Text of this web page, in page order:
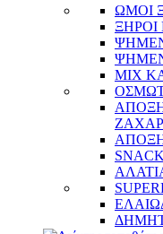
ΩΜΟΙ
MIX